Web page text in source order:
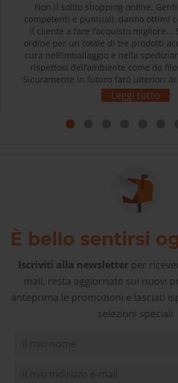
Non il solito shopping online.
competenti e puntuali, danno ottimi
il cliente a fare l’acquisto migliore...
ordine per un totale di tre prodotti
cura nell’imballaggio e nella
rispettosi dell’ambiente come da
Sicuramente in futuro farò ulteriori
siamo tutti soddisfatti e contenti dei
Grazie! L’esperienza d’acquisto con
Leggi tutto
È bello sentirsi
Iscriviti alla newsletterper
mail, resta aggiornato sui nuovi
anteprima le promozioni e lasciati
selezioni speciali